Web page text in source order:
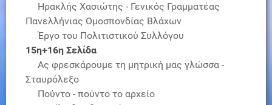
Ηρακλής Χασιώτης - Γενικός Γραμματέας
Πανελλήνιας Ομοσπονδίας Βλάχων
Έργο του Πολιτιστικού Συλλόγου
15η+16η Σελίδα
Ας φρεσκάρουμε τη μητρική μας γλώσσα -
Σταυρόλεξο
Πούντο - πούντο το αρχείο